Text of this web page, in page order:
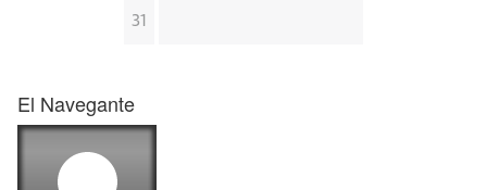
31
El Navegante